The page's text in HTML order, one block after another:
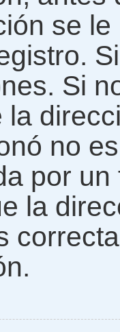
se
Si
la
no
por
la